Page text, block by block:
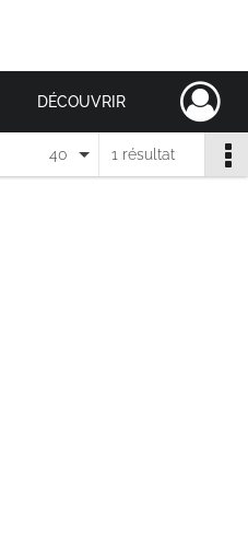
DÉCOUVRIR
1 résultat
40